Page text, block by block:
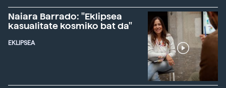
Naiara Barrado: "Eklipsea
kasualitate kosmiko bat da"
EKLIPSEA